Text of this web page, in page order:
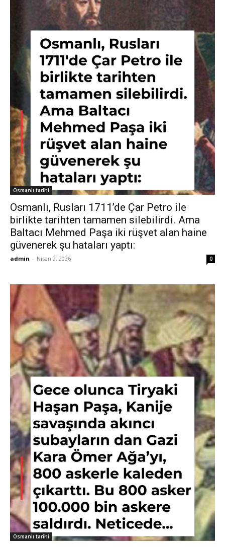
Osmanlı tarihi
Osmanlı, Rusları 1711’de Çar Petro ile
birlikte tarihten tamamen silebilirdi. Ama
Baltacı Mehmed Paşa iki rüşvet alan haine
güvenerek şu hataları yaptı:
admin - Nisan 2, 2026 0
Osmanlı tarihi